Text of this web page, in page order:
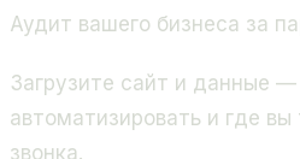
Аудит вашего бизнеса за
Загрузите сайт и данные
автоматизировать и где вы
звонка.